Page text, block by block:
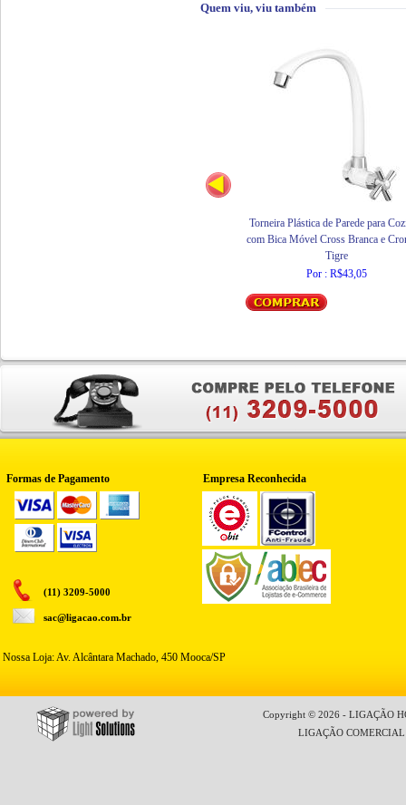
Quem viu, viu também
Torneira Plástica de Parede para
com Bica Móvel Cross Branca e
Tigre
Por : R$43,05
Formas de Pagamento Empresa Reconhecida
(11) 3209-5000
sac@ligacao.com.br
Nossa Loja: Av. Alcântara Machado, 450 Mooca/SP
Copyright © 2026 - LIGAÇÃO
LIGAÇÃO